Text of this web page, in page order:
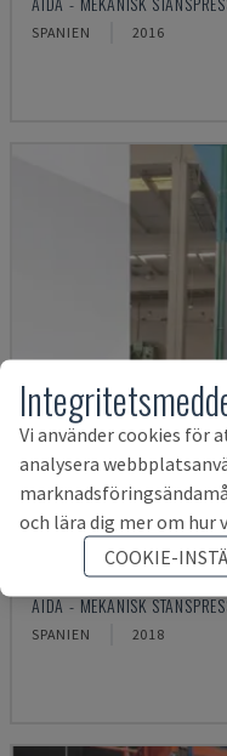
SPANIEN 2016
315/2MR/LD/TE 3
AIDA - MEKANISK
SPANIEN 2018
Vi använder cookies för
analysera
och lära dig mer om hur
COOKIE-